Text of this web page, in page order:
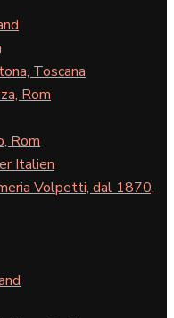
Toscana
Rom
Rom
Italien
Volpetti, dal 1870,